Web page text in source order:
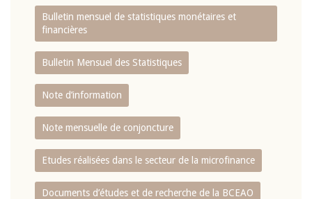
Bulletin mensuel de statistiques monétaires et
financières
Bulletin Mensuel des Statistiques
Note d’information
Note mensuelle de conjoncture
Etudes réalisées dans le secteur de la microfinance
Documents d’études et de recherche de la BCEAO